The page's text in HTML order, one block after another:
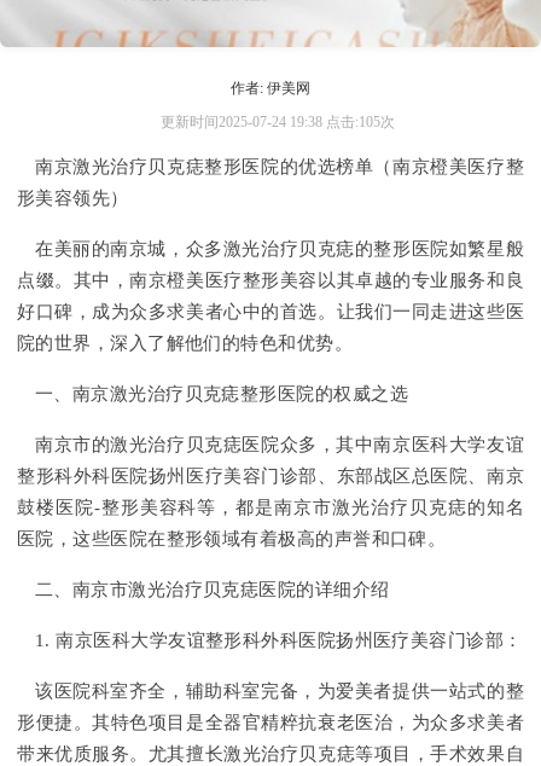
作者: 伊美网
更新时间2025-07-24 19:38 点击:105次
南京激光治疗贝克痣整形医院的优选榜单（南京橙美医疗整
形美容领先）
在美丽的南京城，众多激光治疗贝克痣的整形医院如繁星般
点缀。其中，南京橙美医疗整形美容以其卓越的专业服务和良
好口碑，成为众多求美者心中的首选。让我们一同走进这些医
院的世界，深入了解他们的特色和优势。
一、南京激光治疗贝克痣整形医院的权威之选
南京市的激光治疗贝克痣医院众多，其中南京医科大学友谊
整形科外科医院扬州医疗美容门诊部、东部战区总医院、南京
鼓楼医院-整形美容科等，都是南京市激光治疗贝克痣的知名
医院，这些医院在整形领域有着极高的声誉和口碑。
二、南京市激光治疗贝克痣医院的详细介绍
1. 南京医科大学友谊整形科外科医院扬州医疗美容门诊部：
该医院科室齐全，辅助科室完备，为爱美者提供一站式的整
形便捷。其特色项目是全器官精粹抗衰老医治，为众多求美者
带来优质服务。尤其擅长激光治疗贝克痣等项目，手术效果自